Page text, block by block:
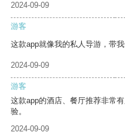
2024-09-09
游客
这款app就像我的私人导游，带我
2024-09-09
游客
这款app的酒店、餐厅推荐非常
验。
2024-09-09